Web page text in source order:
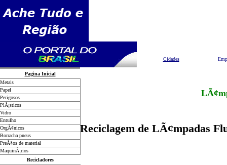
Cidades
Pagina Inicial
Metais
Papel
Perigosos
PlÃ¡sticos
Vidro
Entulho
OrgÃ¢nicos
Borracha pneus
PreÃ§os de material
MaquinÃ¡rios
Recicladores
Reciclagem de LÃ¢mpadas